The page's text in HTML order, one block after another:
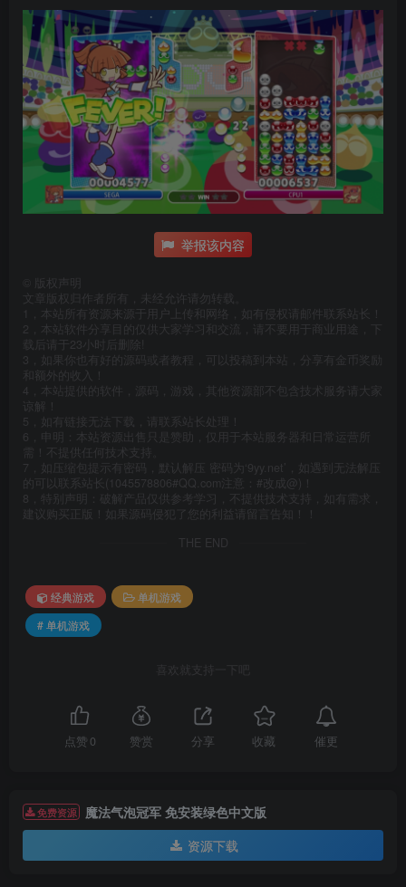
举报该内容
版权声明
文章版权归作者所有，未经允许请勿转载。
1，本站所有资源来源于用户上传和网络，如有侵权请邮件联系站长！
2，本站软件分享目的仅供大家学习和交流，请不要用于商业用途，下
载后请于23小时后删除!
3，如果你也有好的源码或者教程，可以投稿到本站，分享有金币奖励
和额外的收入！
4，本站提供的软件，源码，游戏，其他资源部不包含技术服务请大家
谅解！
5，如有链接无法下载，请联系站长处理！
6，申明：本站资源出售只是赞助，仅用于本站服务器和日常运营所
需！不提供任何技术支持。
7，如压缩包提示有密码，默认解压 密码为‘9yy.net’，如遇到无法解压
的可以联系站长(1045578806#QQ.com注意：#改成@)！
8，特别声明：破解产品仅供参考学习，不提供技术支持，如有需求，
建议购买正版！如果源码侵犯了您的利益请留言告知！！
THE END
经典游戏
单机游戏
# 单机游戏
喜欢就支持一下吧
点赞 0 赞赏 分享 收藏 催更
免费资源
魔法气泡冠军 免安装绿色中文版
资源下载